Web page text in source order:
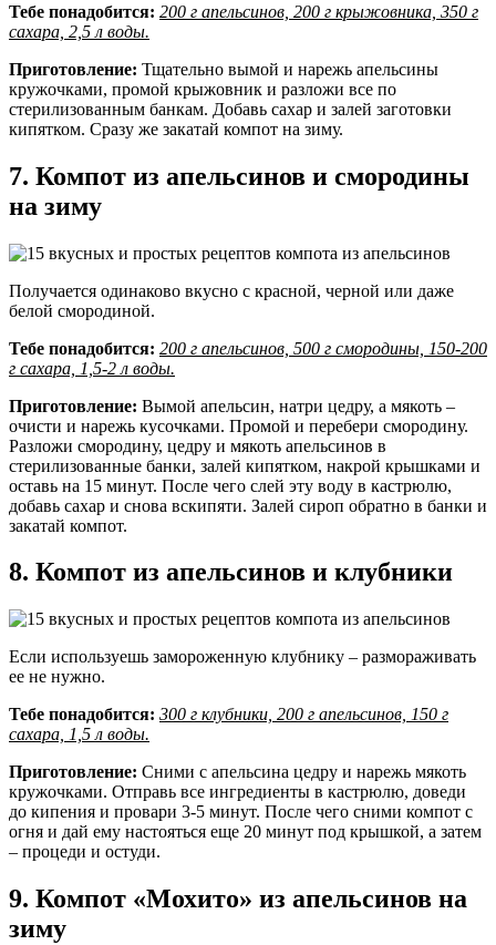
Тебе понадобится: 200 г апельсинов, 200 г крыжовника, 350 г
сахара, 2,5 л воды.
Приготовление: Тщательно вымой и нарежь апельсины
кружочками, промой крыжовник и разложи все по
стерилизованным банкам. Добавь сахар и залей заготовки
кипятком. Сразу же закатай компот на зиму.
7. Компот из апельсинов и смородины
на зиму
Получается одинаково вкусно с красной, черной или даже
белой смородиной.
Тебе понадобится: 200 г апельсинов, 500 г смородины, 150-200
г сахара, 1,5-2 л воды.
Приготовление: Вымой апельсин, натри цедру, а мякоть –
очисти и нарежь кусочками. Промой и перебери смородину.
Разложи смородину, цедру и мякоть апельсинов в
стерилизованные банки, залей кипятком, накрой крышками и
оставь на 15 минут. После чего слей эту воду в кастрюлю,
добавь сахар и снова вскипяти. Залей сироп обратно в банки и
закатай компот.
8. Компот из апельсинов и клубники
Если используешь замороженную клубнику – размораживать
ее не нужно.
Тебе понадобится: 300 г клубники, 200 г апельсинов, 150 г
сахара, 1,5 л воды.
Приготовление: Сними с апельсина цедру и нарежь мякоть
кружочками. Отправь все ингредиенты в кастрюлю, доведи
до кипения и провари 3-5 минут. После чего сними компот с
огня и дай ему настояться еще 20 минут под крышкой, а затем
– процеди и остуди.
9. Компот «Мохито» из апельсинов на
зиму